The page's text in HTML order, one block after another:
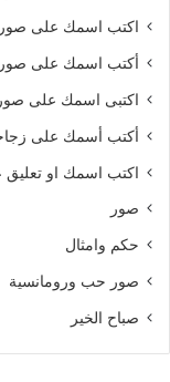
اكتب اسمك على
أكتب اسمك على صور
اكتبى اسمك على
أكتب أسمك على
اكتب اسمك او
صور
حكم وامثال
صور حب ورومانسية
صباح الخير